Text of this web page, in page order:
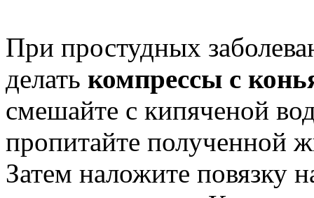
При простудных
делать компрессы с
смешайте с кипяченой
пропитайте полученной
Затем наложите повязку